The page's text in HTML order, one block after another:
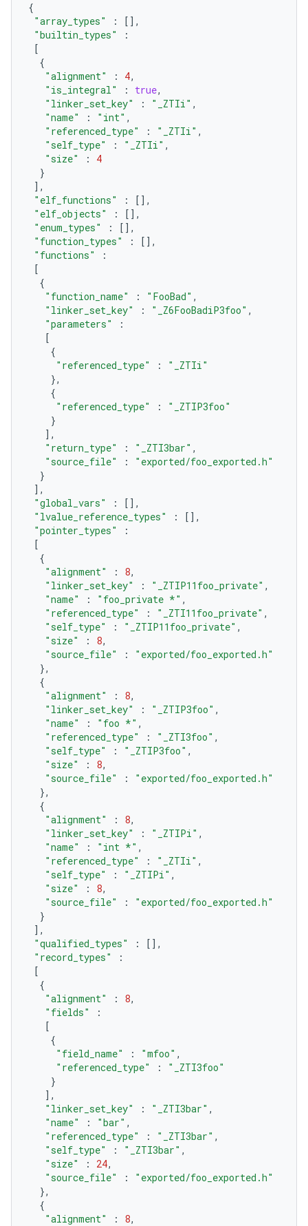
{
"array_types"
:
[],
"builtin_types"
:
[
{
"alignment"
: 4,
"is_integral"
: true,
"linker_set_key"
: "_ZTIi" ,
"name"
: "int" ,
"referenced_type"
: "_ZTIi" ,
"self_type"
: "_ZTIi" ,
"size"
:
4
}
],
"elf_functions"
:
[],
"elf_objects"
:
[],
"enum_types"
:
[],
"function_types"
:
[],
"functions"
:
[
{
"function_name"
: "FooBad" ,
"linker_set_key"
: "_Z6FooBadiP3foo" ,
"parameters"
:
[
{
"referenced_type"
:
"_ZTIi"
},
{
"referenced_type"
:
"_ZTIP3foo"
}
],
"return_type"
: "_ZTI3bar" ,
"source_file"
:
"exported/foo_exported.h"
}
],
"global_vars"
:
[],
"lvalue_reference_types"
:
[],
"pointer_types"
:
[
{
"alignment"
: 8,
"linker_set_key"
: "_ZTIP11foo_private" ,
"name"
: "foo_private *" ,
"referenced_type"
: "_ZTI11foo_private" ,
"self_type"
: "_ZTIP11foo_private" ,
"size"
: 8,
"source_file"
:
"exported/foo_exported.h"
},
{
"alignment"
: 8,
"linker_set_key"
: "_ZTIP3foo" ,
"name"
: "foo *" ,
"referenced_type"
: "_ZTI3foo" ,
"self_type"
: "_ZTIP3foo" ,
"size"
: 8,
"source_file"
:
"exported/foo_exported.h"
},
{
"alignment"
: 8,
"linker_set_key"
: "_ZTIPi" ,
"name"
: "int *" ,
"referenced_type"
: "_ZTIi" ,
"self_type"
: "_ZTIPi" ,
"size"
: 8,
"source_file"
:
"exported/foo_exported.h"
}
],
"qualified_types"
:
[],
"record_types"
:
[
{
"alignment"
: 8,
"fields"
:
[
{
"field_name"
: "mfoo" ,
"referenced_type"
:
"_ZTI3foo"
}
],
"linker_set_key"
: "_ZTI3bar" ,
"name"
: "bar" ,
"referenced_type"
: "_ZTI3bar" ,
"self_type"
: "_ZTI3bar" ,
"size"
: 24,
"source_file"
:
"exported/foo_exported.h"
},
{
"alignment"
: 8,